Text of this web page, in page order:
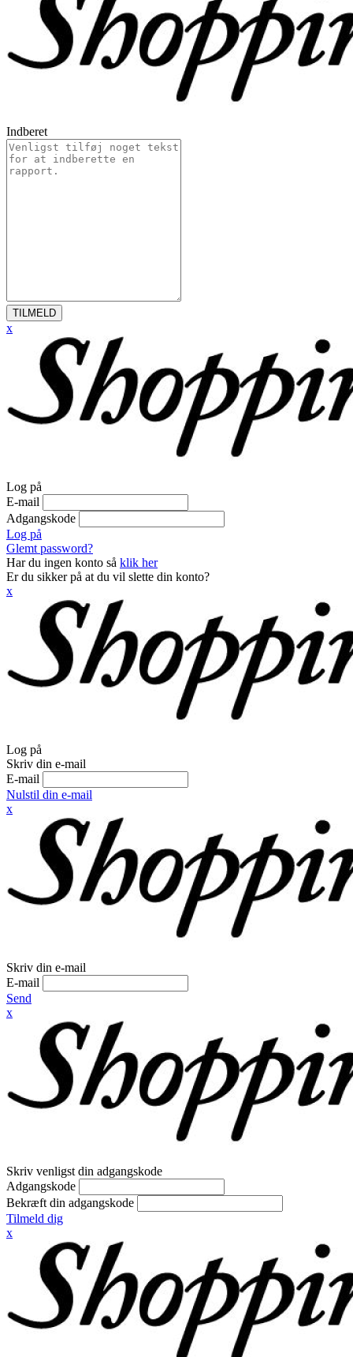
Indberet
TILMELD
x
Log på
E-mail
Adgangskode
Log på
Glemt password?
Har du ingen konto så klik her
Er du sikker på at du vil slette din konto?
x
Log på
Skriv din e-mail
E-mail
Nulstil din e-mail
x
Skriv din e-mail
E-mail
Send
x
Skriv venligst din adgangskode
Adgangskode
Bekræft din adgangskode
Tilmeld dig
x